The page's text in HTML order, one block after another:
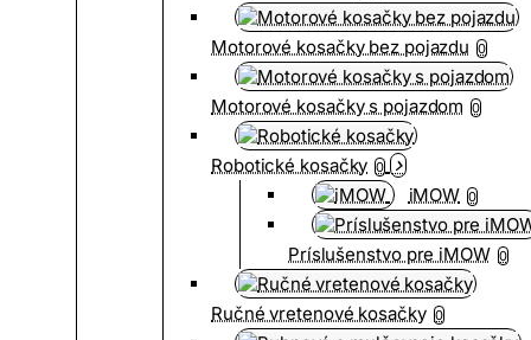
Motorové kosačky bez pojazdu 0
Motorové kosačky s pojazdom 0
Robotické kosačky 0
iMOW 0
Príslušenstvo pre iMOW 0
Ručné vretenové kosačky 0